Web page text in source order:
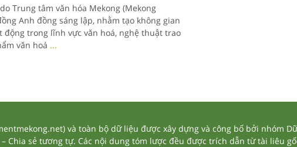
Trung tâm văn hóa Mekong (Mekong
Anh đồng sáng lập, nhằm tạo không gian
động trong lĩnh vực văn hoá, nghệ thuật trao
văn hoá ...
và toàn bộ dữ liệu được xây dựng và công bố bởi nhóm
Chia sẻ tương tự. Các nội dung tóm lược đều được trích dẫn từ tài liêu